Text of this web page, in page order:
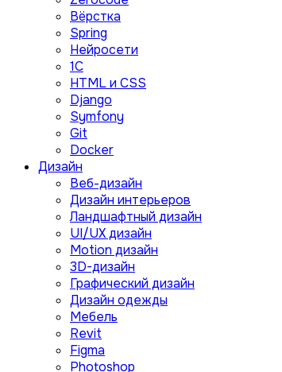
Вёрстка
Spring
Нейросети
1C
HTML и CSS
Django
Symfony
Git
Docker
Дизайн
Веб-дизайн
Дизайн интерьеров
Ландшафтный дизайн
UI/UX дизайн
Motion дизайн
3D-дизайн
Графический дизайн
Дизайн одежды
Мебель
Revit
Figma
Photoshop